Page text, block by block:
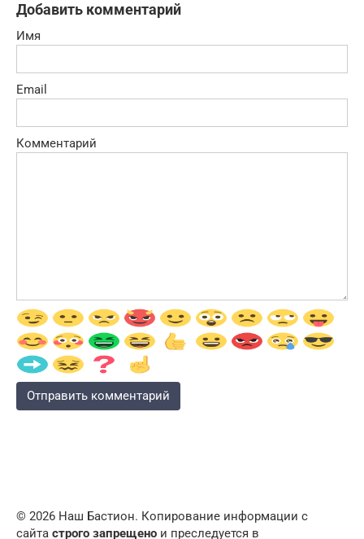
Добавить комментарий
Имя
Email
Комментарий
© 2026 Наш Бастион. Копирование информации с
сайта строго запрещено и преследуется в